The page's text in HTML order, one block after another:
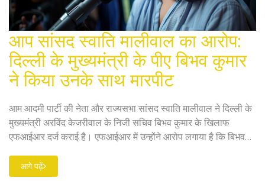
आप सांसद स्वाति मालीवाल का आरोप:
दिल्ली के मुख्यमंत्री के पीए बिभव कुमार
ने किया उनके साथ मारपीट
आम आदमी पार्टी की नेता और राज्यसभा सांसद स्वाति मालीवाल ने दिल्ली के
मुख्यमंत्री अरविंद केजरीवाल के निजी सचिव बिभव कुमार के खिलाफ
एफआईआर दर्ज कराई है। एफआईआर में उन्होंने आरोप लगाया है कि बिभव
आगे पढ़ें